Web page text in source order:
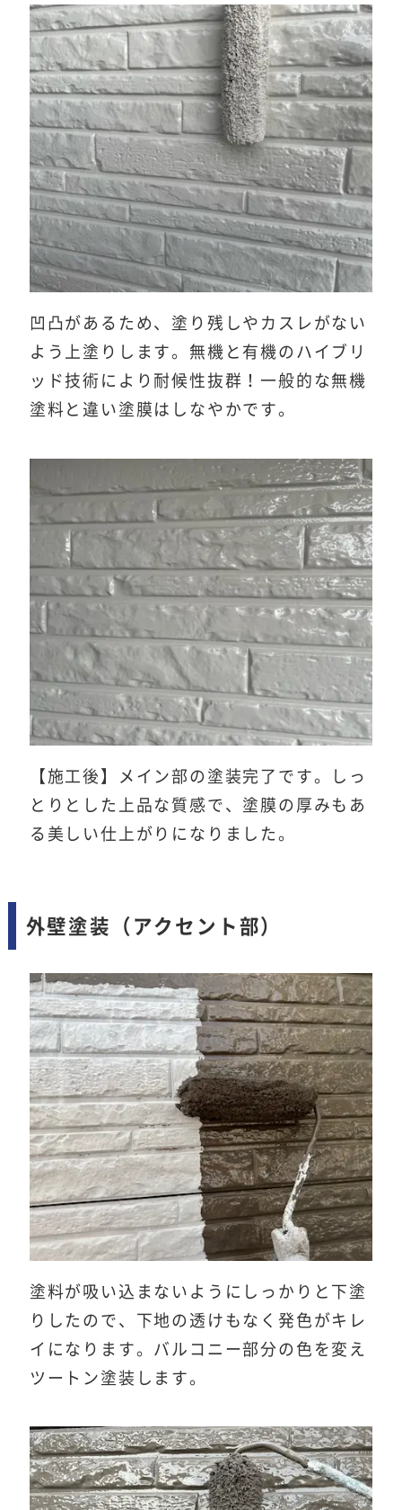
凹凸があるため、塗り残しやカスレがない
よう上塗りします。無機と有機のハイブリ
ッド技術により耐候性抜群！一般的な無機
塗料と違い塗膜はしなやかです。
【施工後】メイン部の塗装完了です。しっ
とりとした上品な質感で、塗膜の厚みもあ
る美しい仕上がりになりました。
外壁塗装（アクセント部）
塗料が吸い込まないようにしっかりと下塗
りしたので、下地の透けもなく発色がキレ
イになります。バルコニー部分の色を変え
ツートン塗装します。